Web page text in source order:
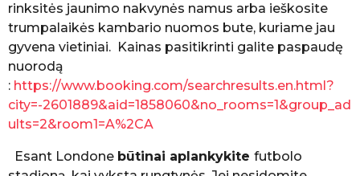
rinksitės jaunimo nakvynės namus arba ieškosite
trumpalaikės kambario nuomos bute, kuriame jau
gyvena vietiniai. Kainas pasitikrinti galite paspaudę
nuorodą
: https://www.booking.com/searchresults.en.html?
city=-2601889&aid=1858060&no_rooms=1&group_ad
ults=2&room1=A%2CA
Esant Londone būtinai aplankykite futbolo